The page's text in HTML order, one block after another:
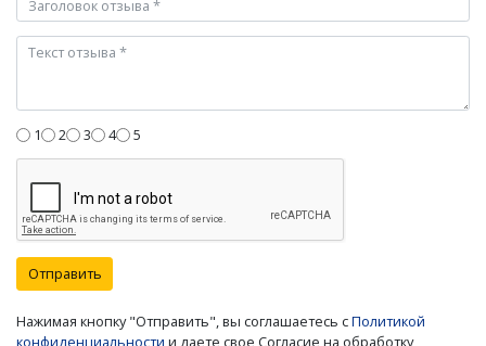
1 2 3 4 5
Отправить
Нажимая кнопку "Отправить", вы соглашаетесь сПолитикой
конфиденциальности и даете свое Согласие на обработку